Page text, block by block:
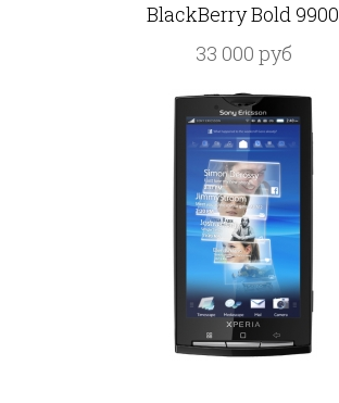
BlackBerry Bold 9900
33 000 руб